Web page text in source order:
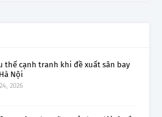
thế cạnh tranh khi đề xuất sân bay
Nội
2026